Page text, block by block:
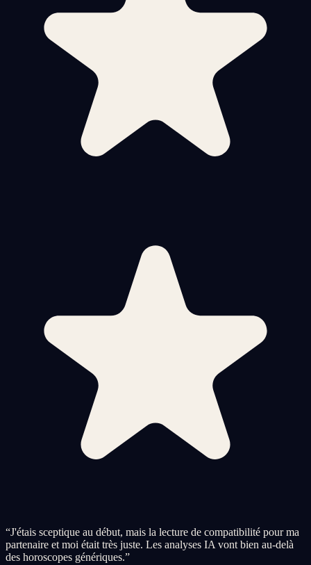
“J'étais sceptique au début, mais la lecture de compatibilité pour ma
partenaire et moi était très juste. Les analyses IA vont bien au-delà
des horoscopes génériques.”